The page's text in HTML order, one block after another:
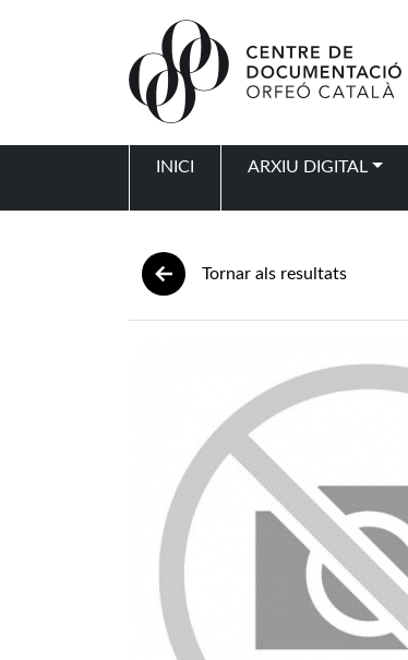
INICI ARXIU DIGITAL
Tornar als resultats